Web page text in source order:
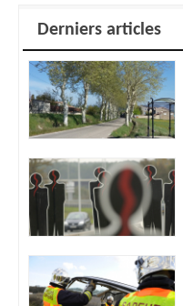
Derniers articles